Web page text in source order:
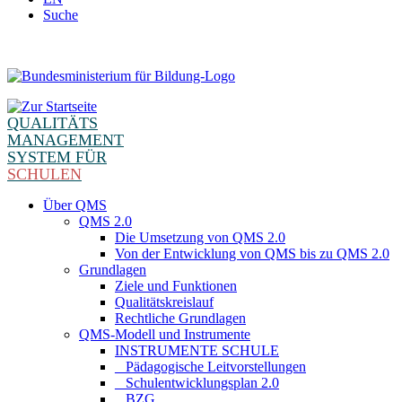
Suche
QUALITÄTS
MANAGEMENT
SYSTEM FÜR
SCHULEN
Über QMS
QMS 2.0
Die Umsetzung von QMS 2.0
Von der Entwicklung von QMS bis zu QMS 2.0
Grundlagen
Ziele und Funktionen
Qualitätskreislauf
Rechtliche Grundlagen
QMS-Modell und Instrumente
INSTRUMENTE SCHULE
_ Pädagogische Leitvorstellungen
_ Schulentwicklungsplan 2.0
_ BZG